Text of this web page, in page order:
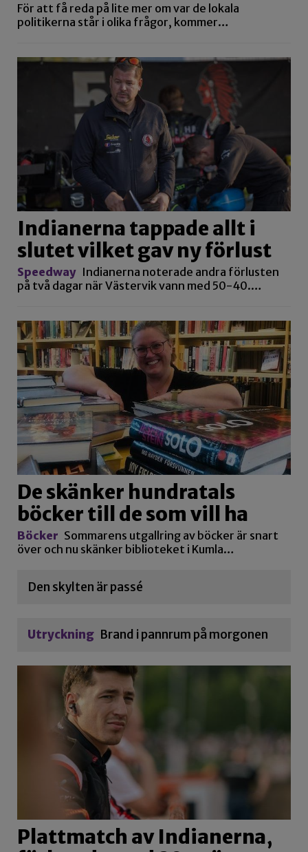
För att få reda på lite mer om var de lokala
politikerna står i olika frågor, kommer…
Indianerna tappade allt i
slutet vilket gav ny förlust
Speedway Indianerna noterade andra förlusten
på två dagar när Västervik vann med 50-40.…
De skänker hundratals
böcker till de som vill ha
Böcker Sommarens utgallring av böcker är snart
över och nu skänker biblioteket i Kumla…
Den skylten är passé
Utryckning Brand i pannrum på morgonen
Plattmatch av Indianerna,